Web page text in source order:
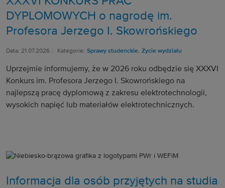
DYPLOMOWYCH o nagrodę im.
Profesora Jerzego I. Skowrońskiego
Data: 21.07.2026 Kategorie: Sprawy studenckie, Życie wydziału
Uprzejmie informujemy, że w 2026 roku odbędzie się XXXVI
Konkurs im. Profesora Jerzego I. Skowrońskiego na
najlepszą pracę dyplomową z zakresu elektrotechnologii,
wysokich napięć lub materiałów elektrotechnicznych.
Informacja dla osób przyjętych na studia